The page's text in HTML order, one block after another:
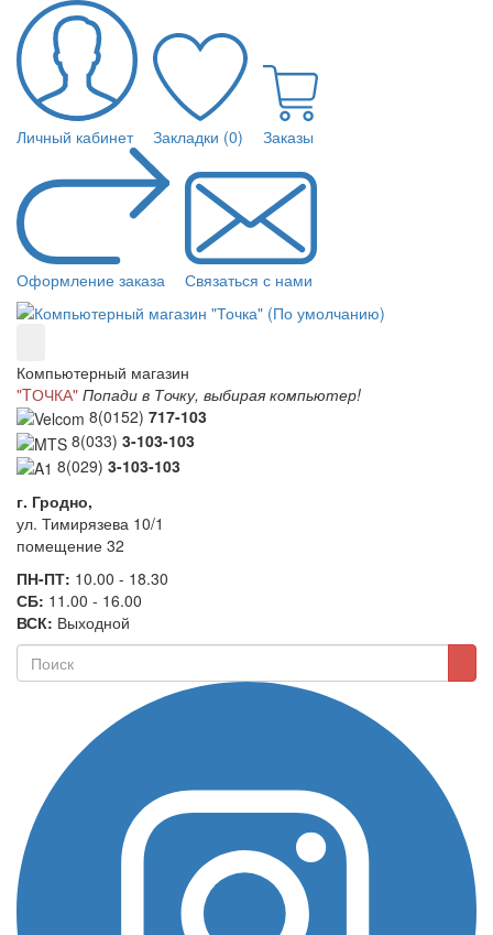
Личный кабинет Закладки (0) Заказы
Оформление заказа Связаться с нами
Компьютерный магазин
"TОЧКА" Попади в Точку, выбирая компьютер!
8(0152) 717-103
8(033) 3-103-103
8(029) 3-103-103
г. Гродно,
ул. Тимирязева 10/1
помещение 32
ПН-ПТ: 10.00 - 18.30
СБ: 11.00 - 16.00
ВСК: Выходной